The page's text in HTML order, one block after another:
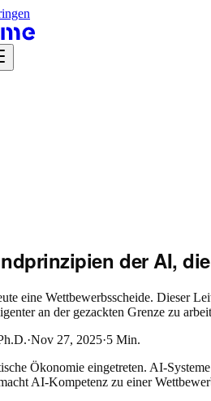
der AI,
eine Wettbewerbsscheide. Dieser
an der gezackten Grenze zu
·Nov 27, 2025·5 Min.
Ökonomie eingetreten. AI-
AI-Kompetenz zu einer